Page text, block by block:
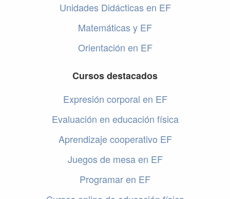
Unidades Didácticas en EF
Matemáticas y EF
Orientación en EF
Cursos destacados
Expresión corporal en EF
Evaluación en educación física
Aprendizaje cooperativo EF
Juegos de mesa en EF
Programar en EF